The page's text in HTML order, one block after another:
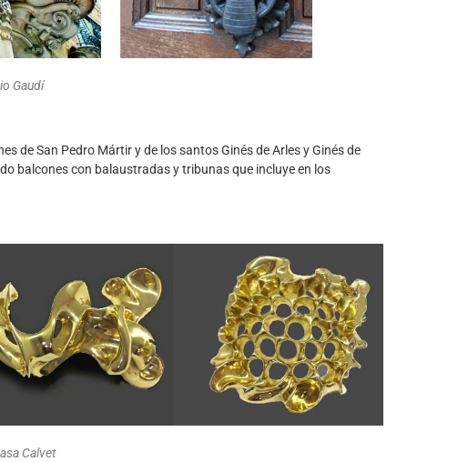
Gaudí
de San Pedro Mártir y de los santos Ginés de Arles y Ginés de
balcones con balaustradas y tribunas que incluye en los
Calvet